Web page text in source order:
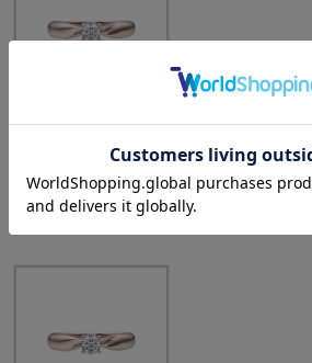
選択中のテクスチャ